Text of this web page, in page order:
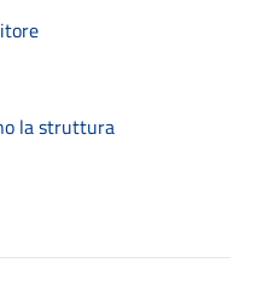
la struttura